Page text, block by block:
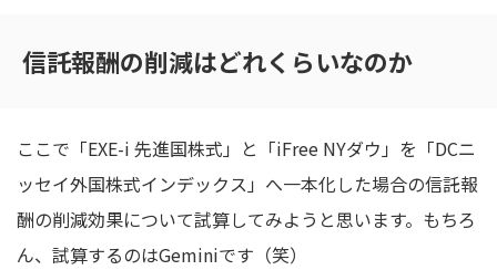
信託報酬の削減はどれくらいなのか
ここで「EXE-i 先進国株式」と「iFree NYダウ」を「DCニ
ッセイ外国株式インデックス」へ一本化した場合の信託報
酬の削減効果について試算してみようと思います。もちろ
ん、試算するのはGeminiです（笑）